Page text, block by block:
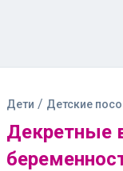
Дети / Детские
Декретные